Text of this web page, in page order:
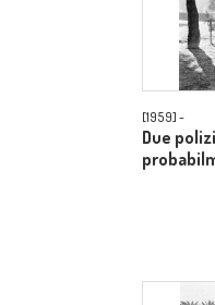
[1959] -
Due